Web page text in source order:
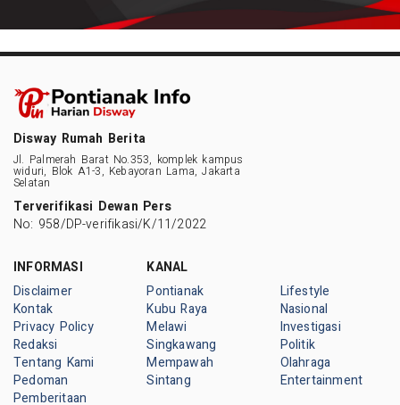
Disway Rumah Berita
Jl. Palmerah Barat No.353, komplek kampus
widuri, Blok A1-3, Kebayoran Lama, Jakarta
Selatan
Terverifikasi Dewan Pers
No: 958/DP-verifikasi/K/11/2022
INFORMASI
Disclaimer
Kontak
Privacy Policy
Redaksi
Tentang Kami
Pedoman
Pemberitaan
KANAL
Pontianak
Kubu Raya
Melawi
Singkawang
Mempawah
Sintang
Lifestyle
Nasional
Investigasi
Politik
Olahraga
Entertainment